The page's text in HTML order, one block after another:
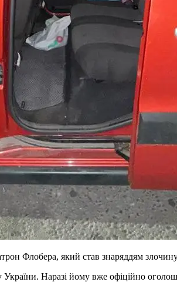
Флобера, який став знаряддям
Наразі йому вже офіційно